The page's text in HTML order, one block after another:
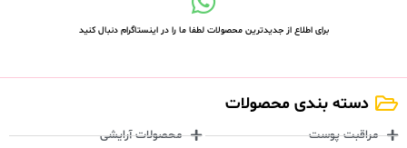
برای اطلاع از جدیدترین محصولات لطفا ما را در اینستاگرام دنبال کنید
دسته بندی محصولات
مراقبت پوست
محصولات آرایشی